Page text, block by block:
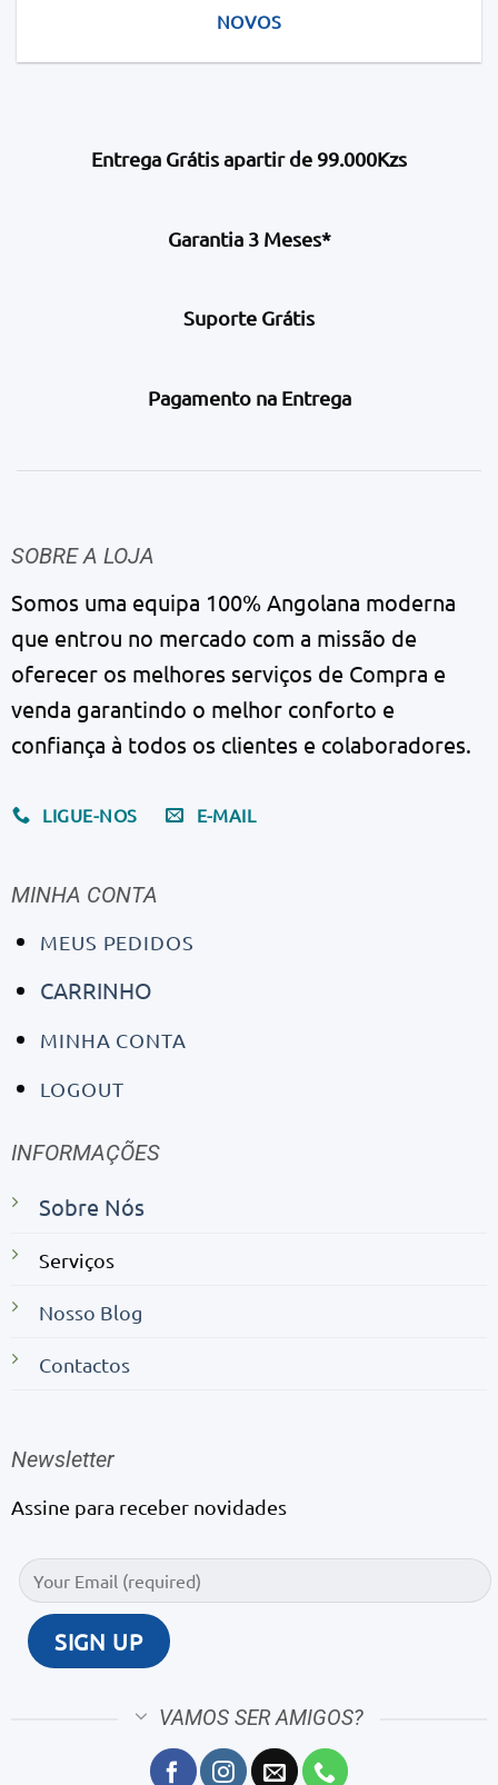
NOVOS
Entrega Grátis apartir de 99.000Kzs
Garantia 3 Meses*
Suporte Grátis
Pagamento na Entrega
SOBRE A LOJA
Somos uma equipa 100% Angolana moderna
que entrou no mercado com a missão de
oferecer os melhores serviços de Compra e
venda garantindo o melhor conforto e
confiança à todos os clientes e colaboradores.
LIGUE-NOS E-MAIL
MINHA CONTA
MEUS PEDIDOS
CARRINHO
MINHA CONTA
LOGOUT
INFORMAÇÕES
Sobre Nós
Serviços
Nosso Blog
Contactos
Newsletter
Assine para receber novidades
VAMOS SER AMIGOS?